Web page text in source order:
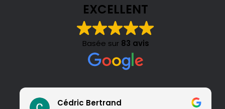
EXCELLENT
Basée sur 83 avis
Cédric Bertrand